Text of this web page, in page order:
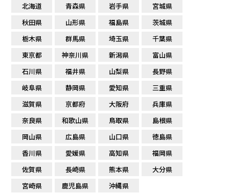
北海道 青森県 岩手県
宮城県
秋田県
山形県 福島県
茨城県
栃木県
群馬県 埼玉県
千葉県
東京都
神奈川県 新潟県
富山県
石川県
福井県 山梨県
長野県
岐阜県
静岡県 愛知県
三重県
滋賀県
京都府 大阪府
兵庫県
奈良県
和歌山県 鳥取県
島根県
岡山県
広島県 山口県
徳島県
香川県
愛媛県 高知県
福岡県
佐賀県
長崎県 熊本県
大分県
宮崎県
鹿児島県 沖縄県